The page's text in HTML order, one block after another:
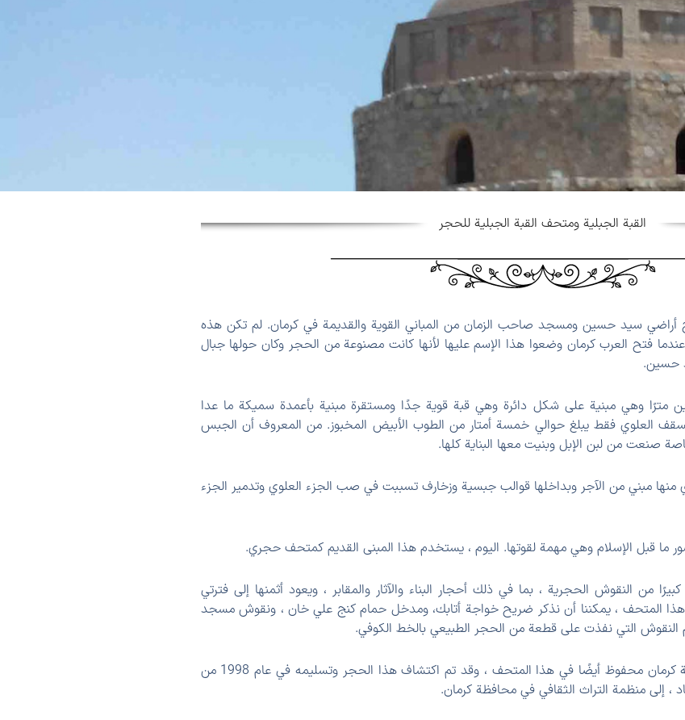
القبة الجبلية ومتحف القبة الجبلية للحجر
أراضي سيد حسين ومسجد صاحب الزمان من المباني القوية والقديمة في كرمان. لم تكن هذه
فتح العرب كرمان وضعوا هذا الإسم علیها لأنها كانت مصنوعة من الحجر وكان حولها جبال
حسين.
مترًا وهي مبنية على شكل دائرة وهي قبة قوية جدًا ومستقرة مبنية بأعمدة سميكة ما عدا
العلوي فقط يبلغ حوالي خمسة أمتار من الطوب الأبيض المخبوز. من المعروف أن الجبس
صنعت من لبن الإبل وبنيت معها البناية كلها.
منها مبني من الآجر وبداخلها قوالب جبسية وزخارف تسببت في صب الجزء العلوي وتدمير الجزء
ما قبل الإسلام وهي مهمة لقوتها. اليوم ، يستخدم هذا المبنى القديم كمتحف حجري.
من النقوش الحجرية ، بما في ذلك أحجار البناء والآثار والمقابر ، ويعود أثمنها إلى فترتي
هذا المتحف ، يمكننا أن نذكر ضريح خواجة أتابك، ومدخل حمام كنج علي خان ، ونقوش مسجد
التي نفذت على قطعة من الحجر الطبيعي بالخط الكوفي.
أصغر شاهد قبر تم اكتشافه في محافظة كرمان محفوظ أيضًا في هذا المتحف ، وقد تم اكتشاف هذا الحجر وتسليمه في عام 1998 من
، إلى منظمة التراث الثقافي في محافظة كرمان.